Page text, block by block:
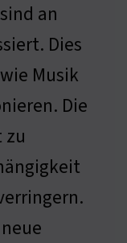
an
Dies
Musik
Die